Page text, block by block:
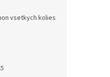
vsetkych kolies